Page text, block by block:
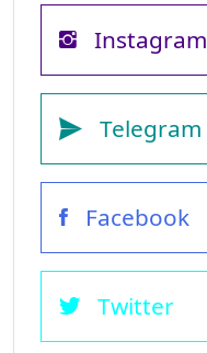
Instagram
Telegram
Facebook
Twitter